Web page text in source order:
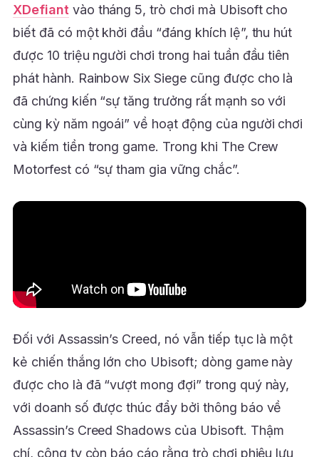
XDefiantvào tháng 5, trò chơi mà Ubisoft cho
biết đã có một khởi đầu “đáng khích lệ”, thu hút
được 10 triệu người chơi trong hai tuần đầu tiên
phát hành. Rainbow Six Siege cũng được cho là
đã chứng kiến “sự tăng trưởng rất mạnh so với
cùng kỳ năm ngoái” về hoạt động của người chơi
và kiếm tiền trong game. Trong khi The Crew
Motorfest có “sự tham gia vững chắc”.
Đối với Assassin’s Creed, nó vẫn tiếp tục là một
kẻ chiến thắng lớn cho Ubisoft; dòng game này
được cho là đã “vượt mong đợi” trong quý này,
với doanh số được thúc đẩy bởi thông báo về
Assassin’s Creed Shadows của Ubisoft. Thậm
chí, công ty còn báo cáo rằng trò chơi phiêu lưu